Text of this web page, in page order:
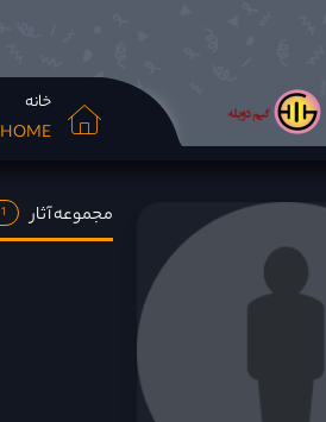
خانه
HOME
مجموعه آثار 1 عدد